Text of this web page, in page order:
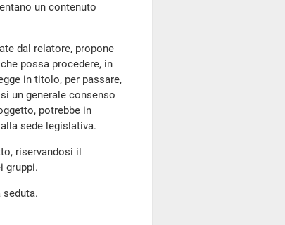
un contenuto
dal relatore, propone
possa procedere, in
in titolo, per passare,
un generale consenso
potrebbe in
sede legislativa.
riservandosi il
gruppi.